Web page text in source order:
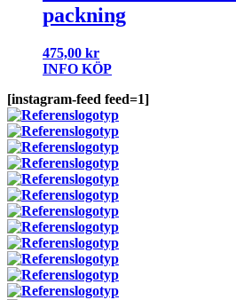
packning
475,00 kr
INFO KÖP
[instagram-feed feed=1]